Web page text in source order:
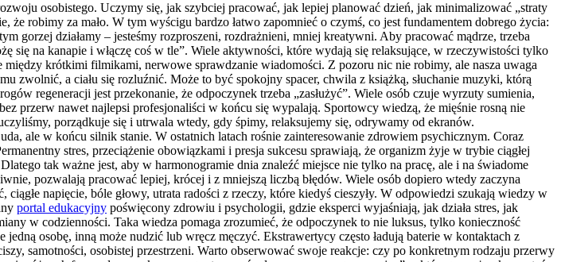
osobistego. Uczymy się, jak szybciej pracować, jak lepiej planować dzień, jak minimalizować „straty
robimy za mało. W tym wyścigu bardzo łatwo zapomnieć o czymś, co jest fundamentem dobrego życia:
gorzej działamy – jesteśmy rozproszeni, rozdrażnieni, mniej kreatywni. Aby pracować mądrze, trzeba
się na kanapie i włączę coś w tle”. Wiele aktywności, które wydają się relaksujące, w rzeczywistości tylko
krótkimi filmikami, nerwowe sprawdzanie wiadomości. Z pozoru nic nie robimy, ale nasza uwaga
zwolnić, a ciału się rozluźnić. Może to być spokojny spacer, chwila z książką, słuchanie muzyki, którą
regeneracji jest przekonanie, że odpoczynek trzeba „zasłużyć”. Wiele osób czuje wyrzuty sumienia,
przerw nawet najlepsi profesjonaliści w końcu się wypalają. Sportowcy wiedzą, że mięśnie rosną nie
porządkuje się i utrwala wtedy, gdy śpimy, relaksujemy się, odrywamy od ekranów.
ale w końcu silnik stanie. W ostatnich latach rośnie zainteresowanie zdrowiem psychicznym. Coraz
stres, przeciążenie obowiązkami i presja sukcesu sprawiają, że organizm żyje w trybie ciągłej
tak ważne jest, aby w harmonogramie dnia znaleźć miejsce nie tylko na pracę, ale i na świadome
pozwalają pracować lepiej, krócej i z mniejszą liczbą błędów. Wiele osób dopiero wtedy zaczyna
napięcie, bóle głowy, utrata radości z rzeczy, które kiedyś cieszyły. W odpowiedzi szukają wiedzy w
portal edukacyjny poświęcony zdrowiu i psychologii, gdzie eksperci wyjaśniają, jak działa stres, jak
w codzienności. Taka wiedza pomaga zrozumieć, że odpoczynek to nie luksus, tylko konieczność
osobę, inną może nudzić lub wręcz męczyć. Ekstrawertycy często ładują baterie w kontaktach z
samotności, osobistej przestrzeni. Warto obserwować swoje reakcje: czy po konkretnym rodzaju przerwy